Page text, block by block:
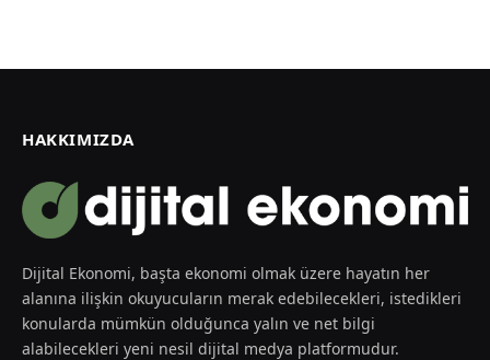
HAKKIMIZDA
Dijital Ekonomi, başta ekonomi olmak üzere hayatın her
alanına ilişkin okuyucuların merak edebilecekleri, istedikleri
konularda mümkün olduğunca yalın ve net bilgi
alabilecekleri yeni nesil dijital medya platformudur.